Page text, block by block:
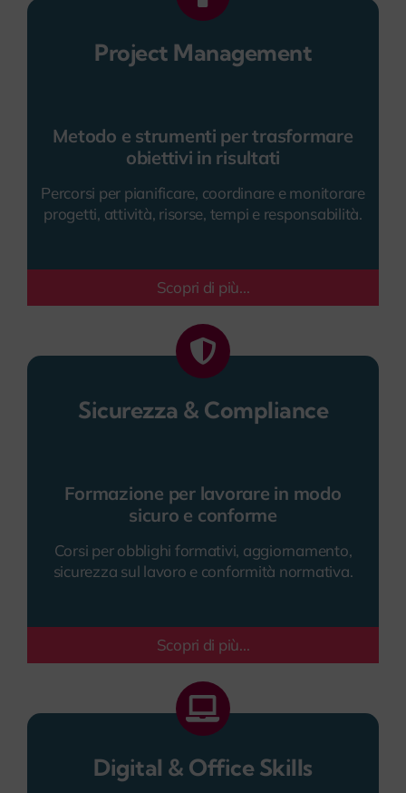
Project Management
Metodo e strumenti per trasformare
obiettivi in risultati
Percorsi per pianificare, coordinare e monitorare
progetti, attività, risorse, tempi e responsabilità.
Scopri di più...
Sicurezza & Compliance
Formazione per lavorare in modo
sicuro e conforme
Corsi per obblighi formativi, aggiornamento,
sicurezza sul lavoro e conformità normativa.
Scopri di più...
Digital & Office Skills